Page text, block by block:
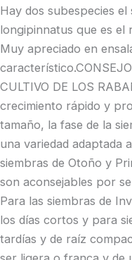
Hay dos subespecies
longipinnatus que es el
Muy apreciado en
CULTIVO DE LOS
crecimiento rápido y
tamaño, la fase de la
una variedad adaptada
siembras de Otoño y
son aconsejables por
Para las siembras de
los días cortos y para
tardías y de raíz